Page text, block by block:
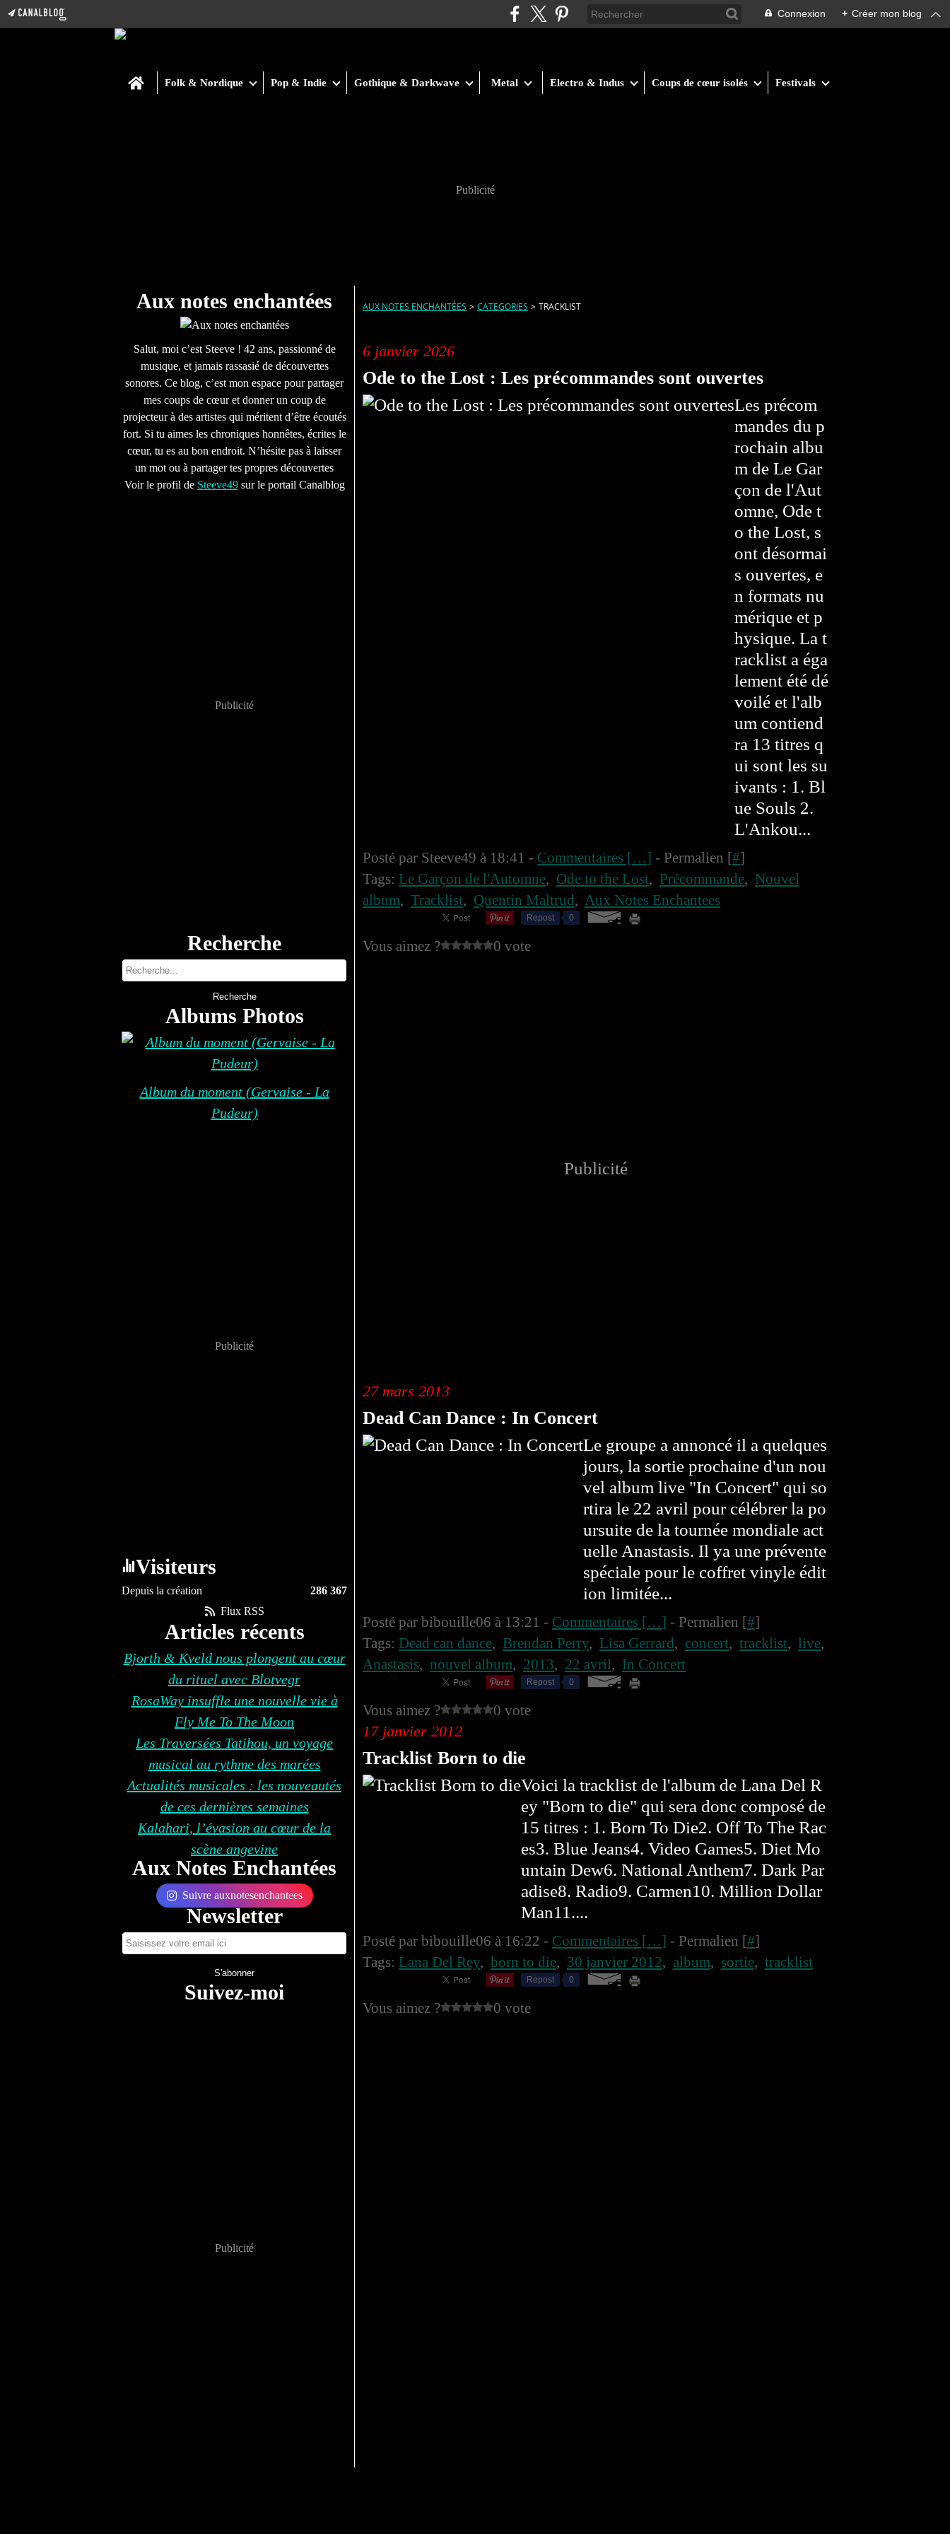
Connexion + Créer mon blog
Home
Folk & Nordique Pop & Indie Gothique & Darkwave Metal Electro & Indus Coups de cœur isolés Festivals
Publicité
Aux notes enchantées
Salut, moi c’est Steeve ! 42 ans, passionné de
musique, et jamais rassasié de découvertes
sonores. Ce blog, c’est mon espace pour partager
mes coups de cœur et donner un coup de
projecteur à des artistes qui méritent d’être écoutés
fort. Si tu aimes les chroniques honnêtes, écrites le
cœur, tu es au bon endroit. N’hésite pas à laisser
un mot ou à partager tes propres découvertes
Voir le profil de Steeve49sur le portail Canalblog
Publicité
Recherche
Albums Photos
Album du moment (Gervaise - La
Pudeur)
Publicité
Visiteurs
Depuis la création
286 367
Flux RSS
Articles récents
Bjorth & Kveld nous plongent au cœur
du rituel avec Blotvegr
RosaWay insuffle une nouvelle vie à
Fly Me To The Moon
Les Traversées Tatihou, un voyage
musical au rythme des marées
Actualités musicales : les nouveautés
de ces dernières semaines
Kalahari, l’évasion au cœur de la
scène angevine
Aux Notes Enchantées
Suivre auxnotesenchantees
Newsletter
Suivez-moi
Publicité
AUX NOTES ENCHANTÉES > CATEGORIES > TRACKLIST
6 janvier 2026
Ode to the Lost : Les précommandes sont ouvertes
Les précom
mandes du p
rochain albu
m de Le Gar
çon de l'Aut
omne, Ode t
o the Lost, s
ont désormai
s ouvertes, e
n formats nu
mérique et p
hysique. La t
racklist a éga
lement été dé
voilé et l'alb
um contiend
ra 13 titres q
ui sont les su
ivants : 1. Bl
ue Souls 2.
L'Ankou...
Posté par Steeve49 à 18:41 - Commentaires […] - Permalien [#]
Tags: Le Garçon de l'Automne, Ode to the Lost, Précommande, Nouvel
album, Tracklist, Quentin Maltrud, Aux Notes Enchantees
Repost 0
Vous aimez ? 0 vote
Publicité
27 mars 2013
Dead Can Dance : In Concert
Le groupe a annoncé il a quelques
jours, la sortie prochaine d'un nou
vel album live "In Concert" qui so
rtira le 22 avril pour célébrer la po
ursuite de la tournée mondiale act
uelle Anastasis. Il ya une prévente
spéciale pour le coffret vinyle édit
ion limitée...
Posté par bibouille06 à 13:21 - Commentaires […] - Permalien [#]
Tags: Dead can dance, Brendan Perry, Lisa Gerrard, concert, tracklist, live,
Anastasis, nouvel album, 2013, 22 avril, In Concert
Repost 0
Vous aimez ? 0 vote
17 janvier 2012
Tracklist Born to die
Voici la tracklist de l'album de Lana Del R
ey "Born to die" qui sera donc composé de
15 titres : 1. Born To Die2. Off To The Rac
es3. Blue Jeans4. Video Games5. Diet Mo
untain Dew6. National Anthem7. Dark Par
adise8. Radio9. Carmen10. Million Dollar
Man11....
Posté par bibouille06 à 16:22 - Commentaires […] - Permalien [#]
Tags: Lana Del Rey, born to die, 30 janvier 2012, album, sortie, tracklist
Repost 0
Vous aimez ? 0 vote